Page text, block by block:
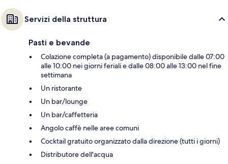
Servizi della struttura
Pasti e bevande
Colazione completa (a pagamento) disponibile dalle 07:00
alle 10:00 nei giorni feriali e dalle 08:00 alle 13:00 nel fine
settimana
Un ristorante
Un bar/lounge
Un bar/caffetteria
Angolo caffè nelle aree comuni
Cocktail gratuito organizzato dalla direzione (tutti i giorni)
Distributore dell'acqua